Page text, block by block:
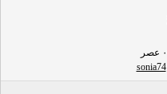
sonia74